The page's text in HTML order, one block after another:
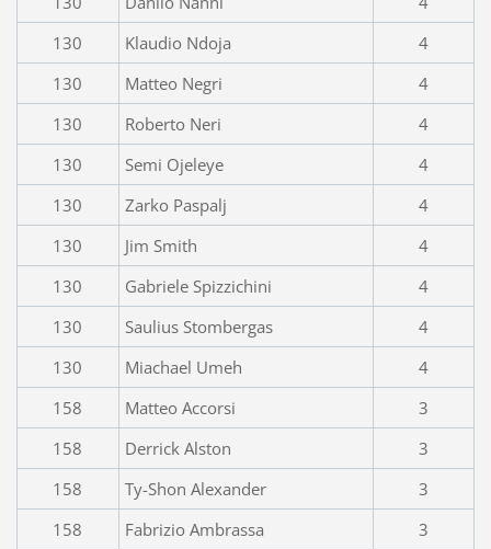
130
Klaudio Ndoja
4
130
Matteo Negri
4
130
Roberto Neri
4
130
Semi Ojeleye
4
130
Zarko Paspalj
4
130
Jim Smith
4
130
Gabriele Spizzichini
4
130
Saulius Stombergas
4
130
Miachael Umeh
4
158
Matteo Accorsi
3
158
Derrick Alston
3
158
Ty-Shon Alexander
3
158
Fabrizio Ambrassa
3